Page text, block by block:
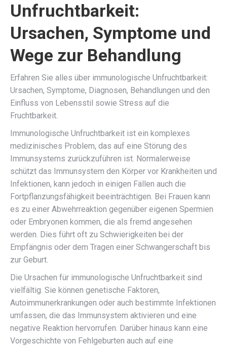
Unfruchtbarkeit:
Ursachen, Symptome und
Wege zur Behandlung
Erfahren Sie alles über immunologische Unfruchtbarkeit:
Ursachen, Symptome, Diagnosen, Behandlungen und den
Einfluss von Lebensstil sowie Stress auf die
Fruchtbarkeit.
Immunologische Unfruchtbarkeit ist ein komplexes
medizinisches Problem, das auf eine Störung des
Immunsystems zurückzuführen ist. Normalerweise
schützt das Immunsystem den Körper vor Krankheiten und
Infektionen, kann jedoch in einigen Fällen auch die
Fortpflanzungsfähigkeit beeinträchtigen. Bei Frauen kann
es zu einer Abwehrreaktion gegenüber eigenen Spermien
oder Embryonen kommen, die als fremd angesehen
werden. Dies führt oft zu Schwierigkeiten bei der
Empfängnis oder dem Tragen einer Schwangerschaft bis
zur Geburt.
Die Ursachen für immunologische Unfruchtbarkeit sind
vielfältig. Sie können genetische Faktoren,
Autoimmunerkrankungen oder auch bestimmte Infektionen
umfassen, die das Immunsystem aktivieren und eine
negative Reaktion hervorrufen. Darüber hinaus kann eine
Vorgeschichte von Fehlgeburten auch auf eine